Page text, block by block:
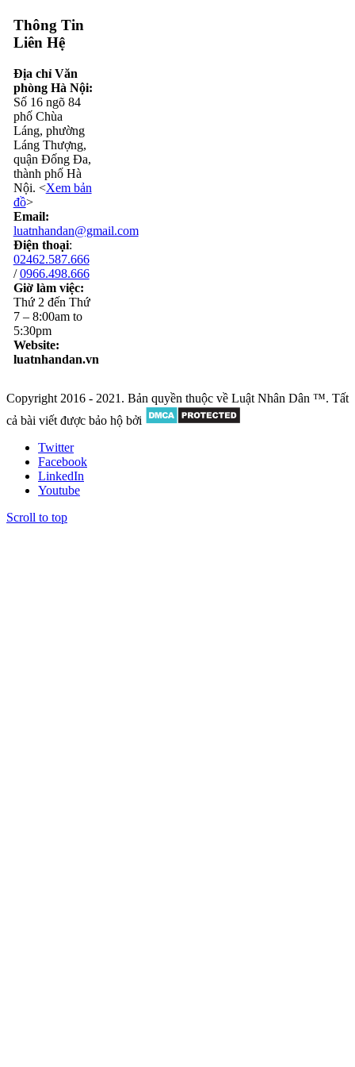
Thông Tin
Liên Hệ
Địa chỉ Văn
phòng Hà Nội:
Số 16 ngõ 84
phố Chùa
Láng, phường
Láng Thượng,
quận Đống Đa,
thành phố Hà
Nội. <Xem bản
đồ>
Email:
luatnhandan@gmail.com
Điện thoại:
02462.587.666
/0966.498.666
Giờ làm việc:
Thứ 2 đến Thứ
7 – 8:00am to
5:30pm
Website:
luatnhandan.vn
Copyright 2016 - 2021. Bản quyền thuộc về Luật Nhân Dân ™. Tất
cả bài viết được bảo hộ bởi
Twitter
Facebook
LinkedIn
Youtube
Scroll to top